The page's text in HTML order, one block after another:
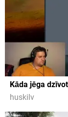
Kāda jēga
huskilv